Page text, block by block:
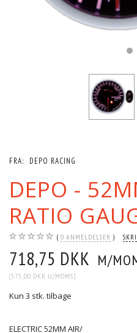
FRA: DEPO RACING
DEPO -
RATIO
0 ANMELDELSER
718,75 DKK M/
(575,00 DKK U/MOMS)
Kun 3 stk. tilbage
ELECTRIC 52MM AIR/